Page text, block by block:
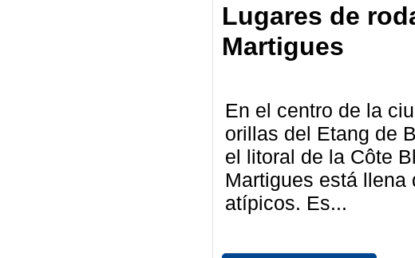
Lugares de
Martigues
En el centro de la
orillas del Etang de
el litoral de la Côte
Martigues está llena
atípicos. Es...